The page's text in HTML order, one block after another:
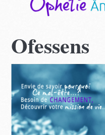
Ofessens